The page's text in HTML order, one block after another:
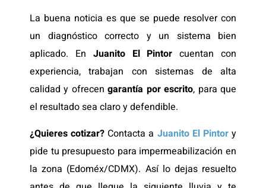
La buena noticia es que se puede resolver con
un diagnóstico correcto y un sistema bien
aplicado. En Juanito El Pintor cuentan con
experiencia, trabajan con sistemas de alta
calidad y ofrecengarantía por escrito, para que
el resultado sea claro y defendible.
¿Quieres cotizar? Contacta a Juanito El Pintor y
pide tu presupuesto para impermeabilización en
la zona (Edoméx/CDMX). Así lo dejas resuelto